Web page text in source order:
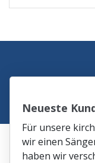
Neueste
Für unsere
wir einen
haben wir